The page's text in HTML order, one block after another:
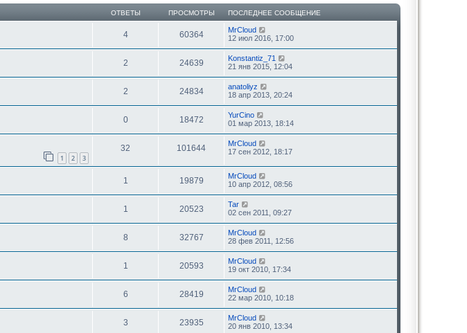
ОТВЕТЫ ПРОСМОТРЫ ПОСЛЕДНЕЕ СООБЩЕНИЕ
4 60364
MrCloud
12 июл 2016, 17:00
2 24639
Konstantiz_71
21 янв 2015, 12:04
2 24834
anatoliyz
18 апр 2013, 20:24
0 18472
YurCino
01 мар 2013, 18:14
1 2 3
32 101644
MrCloud
17 сен 2012, 18:17
1 19879
MrCloud
10 апр 2012, 08:56
1 20523
Tar
02 сен 2011, 09:27
8 32767
MrCloud
28 фев 2011, 12:56
1 20593
MrCloud
19 окт 2010, 17:34
6 28419
MrCloud
22 мар 2010, 10:18
3 23935
MrCloud
20 янв 2010, 13:34